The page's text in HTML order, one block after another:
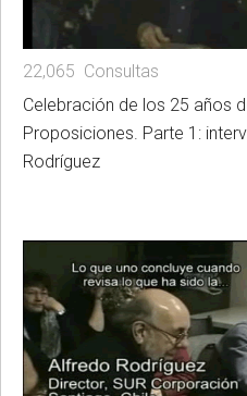
22,065 Consultas
Celebración de los 25 años
Proposiciones. Parte 1:
Rodríguez